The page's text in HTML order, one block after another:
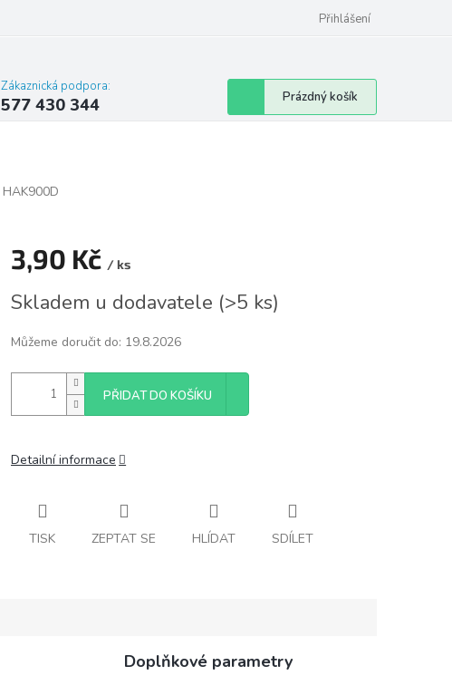
Přihlášení
Zákaznická podpora:
577 430 344
Nákupní
košík
Prázdný košík
HAK900D
3,90 Kč / ks
cena:
Skladem u dodavatele (>5 ks)
Můžeme doručit do: 19.8.2026
PŘIDAT DO KOŠÍKU
Detailní informace
TISK ZEPTAT SE HLÍDAT SDÍLET
Doplňkové parametry